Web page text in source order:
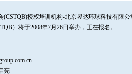
(CSTQB)授权培训机构-北京昱达环球科技有限
）将于2008年7月26日举办，正在报名。
亮